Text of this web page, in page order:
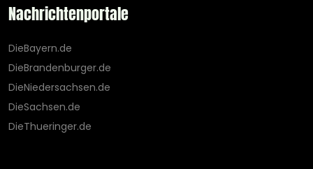
Nachrichtenportale
DieBayern.de
DieBrandenburger.de
DieNiedersachsen.de
DieSachsen.de
DieThueringer.de